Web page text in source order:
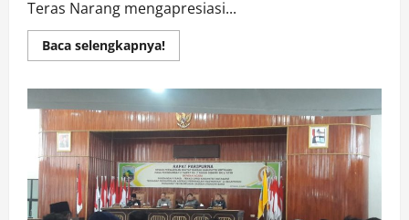
Teras Narang mengapresiasi...
Baca selengkapnya!Read
more
Narang
Dukung
Tiga
Desa
di
Gunung
Mas
Jadi
Desa
Adat